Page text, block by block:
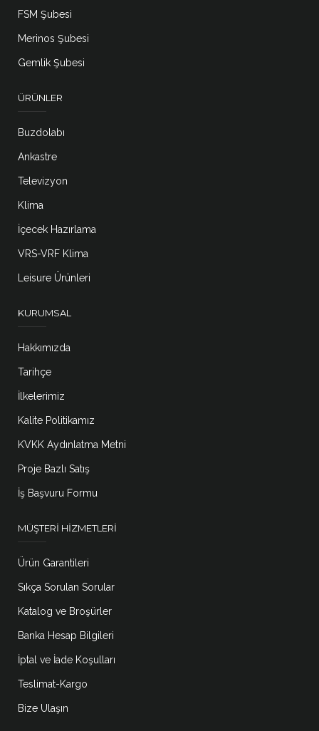
FSM Şubesi
Merinos Şubesi
Gemlik Şubesi
ÜRÜNLER
Buzdolabı
Ankastre
Televizyon
Klima
İçecek Hazırlama
VRS-VRF Klima
Leisure Ürünleri
KURUMSAL
Hakkımızda
Tarihçe
İlkelerimiz
Kalite Politikamız
KVKK Aydınlatma Metni
Proje Bazlı Satış
İş Başvuru Formu
MÜŞTERI HIZMETLERI
Ürün Garantileri
Sıkça Sorulan Sorular
Katalog ve Broşürler
Banka Hesap Bilgileri
İptal ve İade Koşulları
Teslimat-Kargo
Bize Ulaşın